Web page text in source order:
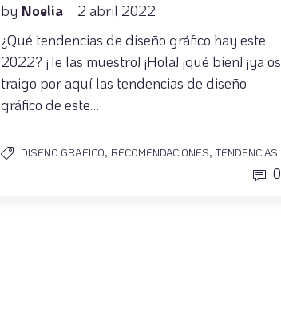
by Noelia
2 abril 2022
¿Qué tendencias de diseño gráfico hay este
2022? ¡Te las muestro! ¡Hola! ¡qué bien! ¡ya os
traigo por aquí las tendencias de diseño
gráfico de este…
DISEÑO GRAFICO, RECOMENDACIONES, TENDENCIAS
0